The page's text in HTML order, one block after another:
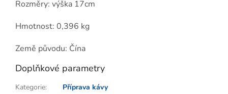
Rozměry: výška 17cm
Hmotnost: 0,396 kg
Země původu: Čína
Doplňkové parametry
Kategorie:
Příprava kávy